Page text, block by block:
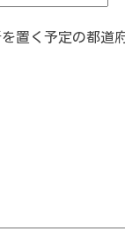
置く予定の都道府